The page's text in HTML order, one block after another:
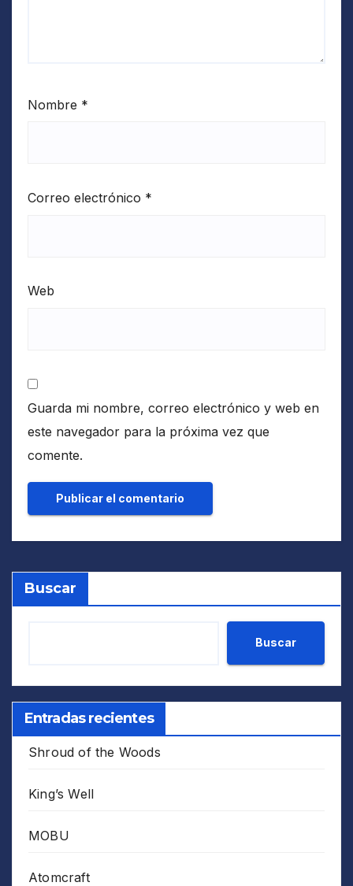
Nombre *
Correo electrónico *
Web
Guarda mi nombre, correo electrónico y web en
este navegador para la próxima vez que
comente.
Buscar
Buscar
Entradas recientes
Shroud of the Woods
King’s Well
MOBU
Atomcraft